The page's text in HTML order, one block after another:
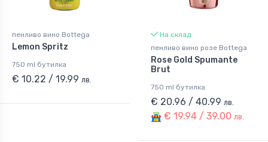
пенливо вино Bottega
Lemon Spritz
750 ml бутилка
€ 10.22 / 19.99 лв.
На склад
пенливо вино розе Bottega
Rose Gold Spumante
Brut
750 ml бутилка
€ 20.96 / 40.99 лв.
€ 19.94 / 39.00 лв.